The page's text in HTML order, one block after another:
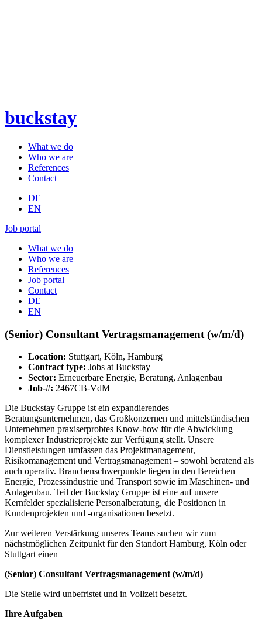
buckstay
What we do
Who we are
References
Contact
DE
EN
Job portal
What we do
Who we are
References
Job portal
Contact
DE
EN
(Senior) Consultant Vertragsmanagement (w/m/d)
Location: Stuttgart, Köln, Hamburg
Contract type: Jobs at Buckstay
Sector: Erneuerbare Energie, Beratung, Anlagenbau
Job-#: 2467CB-VdM
Die Buckstay Gruppe ist ein expandierendes
Beratungsunternehmen, das Großkonzernen und mittelständischen
Unternehmen praxiserprobtes Know-how für die Abwicklung
komplexer Industrieprojekte zur Verfügung stellt. Unsere
Dienstleistungen umfassen das Projektmanagement,
Risikomanagement und Vertragsmanagement – sowohl beratend als
auch operativ. Branchenschwerpunkte liegen in den Bereichen
Energie, Prozessindustrie und Transport sowie im Maschinen- und
Anlagenbau. Teil der Buckstay Gruppe ist eine auf unsere
Kernfelder spezialisierte Personalberatung, die Positionen in
Kundenprojekten und -organisationen besetzt.
Zur weiteren Verstärkung unseres Teams suchen wir zum
nächstmöglichen Zeitpunkt für den Standort Hamburg, Köln oder
Stuttgart einen
(Senior) Consultant Vertragsmanagement (w/m/d)
Die Stelle wird unbefristet und in Vollzeit besetzt.
Ihre Aufgaben